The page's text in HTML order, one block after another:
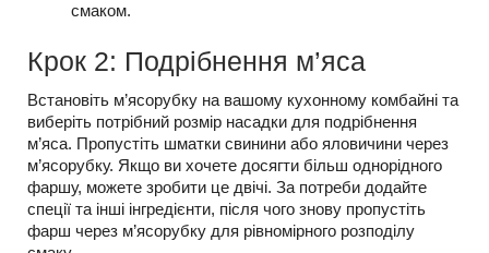
смаком.
Крок 2: Подрібнення м’яса
Встановіть м’ясорубку на вашому кухонному комбайні та
виберіть потрібний розмір насадки для подрібнення
м’яса. Пропустіть шматки свинини або яловичини через
м’ясорубку. Якщо ви хочете досягти більш однорідного
фаршу, можете зробити це двічі. За потреби додайте
спеції та інші інгредієнти, після чого знову пропустіть
фарш через м’ясорубку для рівномірного розподілу